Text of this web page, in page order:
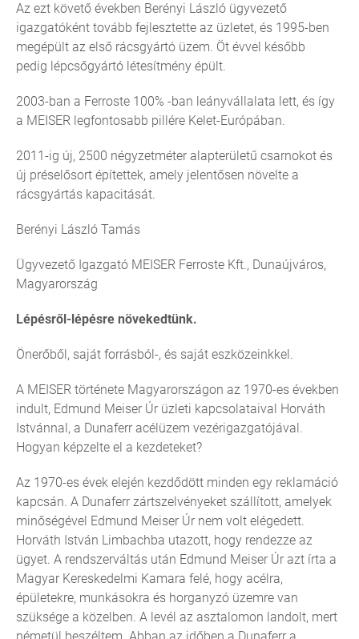
Az ezt követő években Berényi László ügyvezető
igazgatóként tovább fejlesztette az üzletet, és 1995-ben
megépült az első rácsgyártó üzem. Öt évvel később
pedig lépcsőgyártó létesítmény épült.
2003-ban a Ferroste 100% -ban leányvállalata lett, és így
a MEISER legfontosabb pillére Kelet-Európában.
2011-ig új, 2500 négyzetméter alapterületű csarnokot és
új préselősort építettek, amely jelentősen növelte a
rácsgyártás kapacitását.
Berényi László Tamás
Ügyvezető Igazgató MEISER Ferroste Kft., Dunaújváros,
Magyarország
Lépésről-lépésre növekedtünk.
Önerőből, saját forrásból-, és saját eszközeinkkel.
A MEISER története Magyarországon az 1970-es években
indult, Edmund Meiser Úr üzleti kapcsolataival Horváth
Istvánnal, a Dunaferr acélüzem vezérigazgatójával.
Hogyan képzelte el a kezdeteket?
Az 1970-es évek elején kezdődött minden egy reklamáció
kapcsán. A Dunaferr zártszelvényeket szállított, amelyek
minőségével Edmund Meiser Úr nem volt elégedett.
Horváth István Limbachba utazott, hogy rendezze az
ügyet. A rendszerváltás után Edmund Meiser Úr azt írta a
Magyar Kereskedelmi Kamara felé, hogy acélra,
épületekre, munkásokra és horganyzó üzemre van
szüksége a közelben. A levél az asztalomon landolt, mert